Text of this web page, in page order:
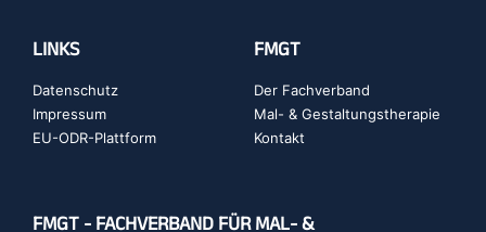
LINKS
Datenschutz
Impressum
EU-ODR-Plattform
FMGT
Der Fachverband
Mal- & Gestaltungstherapie
Kontakt
FMGT - FACHVERBAND FÜR MAL- &